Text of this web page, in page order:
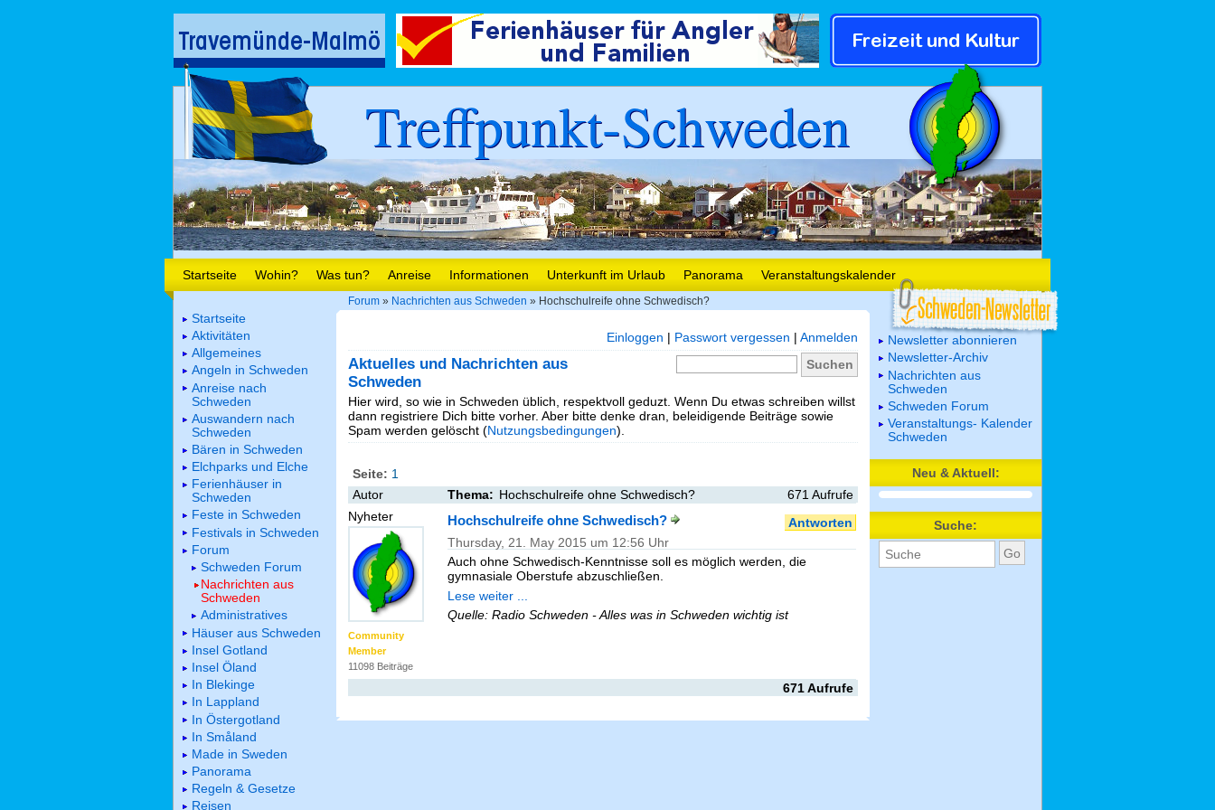
Treffpunkt-Schweden
Startseite Wohin? Was tun? Anreise Informationen Unterkunft im Urlaub Panorama Veranstaltungskalender
Forum » Nachrichten aus Schweden » Hochschulreife ohne Schwedisch?
Einloggen | Passwort vergessen | Anmelden
Aktuelles und Nachrichten aus
Schweden
Hier wird, so wie in Schweden üblich, respektvoll geduzt. Wenn Du etwas schreiben willst
dann registriere Dich bitte vorher. Aber bitte denke dran, beleidigende Beiträge sowie
Spam werden gelöscht (Nutzungsbedingungen).
Seite: 1
Autor
Thema: Hochschulreife ohne Schwedisch?
671 Aufrufe
Nyheter
Community
Member
11098 Beiträge
Antworten
Hochschulreife ohne Schwedisch?
Thursday, 21. May 2015 um 12:56 Uhr
Auch ohne Schwedisch-Kenntnisse soll es möglich werden, die
gymnasiale Oberstufe abzuschließen.
Lese weiter ...
Quelle: Radio Schweden - Alles was in Schweden wichtig ist
671 Aufrufe
Startseite
Aktivitäten
Allgemeines
Angeln in Schweden
Anreise nach
Schweden
Auswandern nach
Schweden
Bären in Schweden
Elchparks und Elche
Ferienhäuser in
Schweden
Feste in Schweden
Festivals in Schweden
Forum
Schweden Forum
Nachrichten aus
Schweden
Administratives
Häuser aus Schweden
Insel Gotland
Insel Öland
In Blekinge
In Lappland
In Östergotland
In Småland
Made in Sweden
Panorama
Regeln & Gesetze
Reisen
Newsletter abonnieren
Newsletter-Archiv
Nachrichten aus
Schweden
Schweden Forum
Veranstaltungs- Kalender
Schweden
Neu & Aktuell:
Suche: